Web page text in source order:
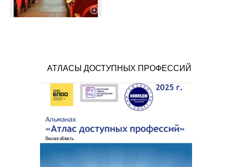
АТЛАСЫ ДОСТУПНЫХ ПРОФЕССИЙ